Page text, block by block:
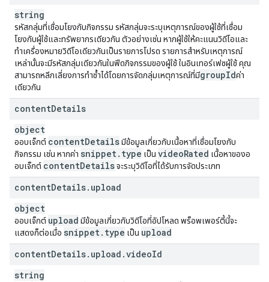
string
รหัสกลุ่มที่เชื่อมโยงกับกิจกรรม รหัสกลุ่มจะระบุเหตุการณ์ของผู้ใช้ที่เชื่อม
โยงกับผู้ใช้และทรัพยากรเดียวกัน ตัวอย่างเช่น หากผู้ใช้ให้คะแนนวิดีโอและ
ทำเครื่องหมายวิดีโอเดียวกันเป็นรายการโปรด รายการสำหรับเหตุการณ์
เหล่านั้นจะมีรหัสกลุ่มเดียวกันในฟีดกิจกรรมของผู้ใช้ ในอินเทอร์เฟซผู้ใช้ คุณ
สามารถหลีกเลี่ยงการทำซ้ำได้โดยการจัดกลุ่มเหตุการณ์ที่มีgroupIdค่า
เดียวกัน
contentDetails
object
ออบเจ็กต์ contentDetailsมีข้อมูลเกี่ยวกับเนื้อหาที่เชื่อมโยงกับ
กิจกรรม เช่น หากค่า snippet. type เป็น videoRated เนื้อหาของอ
อบเจ็กต์ contentDetailsจะระบุวิดีโอที่ได้รับการจัดประเภท
contentDetails. upload
object
ออบเจ็กต์ upload มีข้อมูลเกี่ยวกับวิดีโอที่อัปโหลด พร็อพเพอร์ตี้นี้จะ
แสดงก็ต่อเมื่อ snippet. type เป็น upload
contentDetails. upload .videoId
string